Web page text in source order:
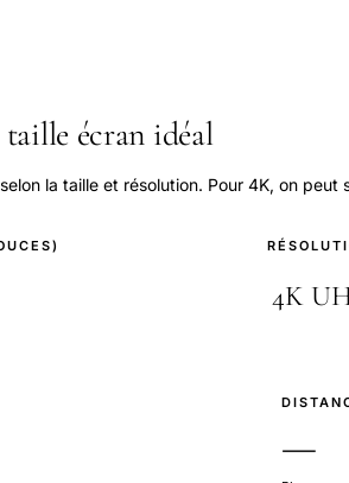
écran idéal
la taille et résolution. Pour 4K, on peut
—